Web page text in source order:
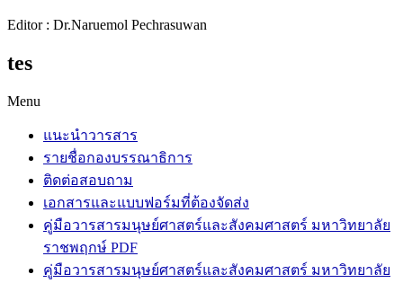
Editor : Dr.Naruemol Pechrasuwan
tes
Menu
แนะนำวารสาร
รายชื่อกองบรรณาธิการ
ติดต่อสอบถาม
เอกสารและแบบฟอร์มที่ต้องจัดส่ง
คู่มือวารสารมนุษย์ศาสตร์และสังคมศาสตร์ มหาวิทยาลัย
ราชพฤกษ์ PDF
คู่มือวารสารมนุษย์ศาสตร์และสังคมศาสตร์ มหาวิทยาลัย